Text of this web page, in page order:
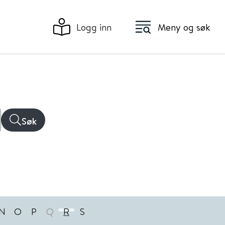
Logg inn Meny og søk
Søk
O P Q R S